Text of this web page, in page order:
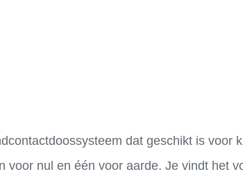
dat geschikt is voor
voor nul en één voor aarde. Je vindt het